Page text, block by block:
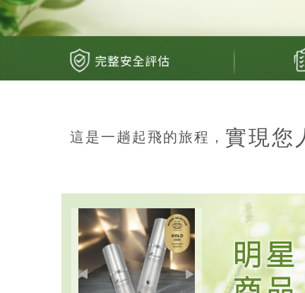
這是一趟起飛的旅程， 實現您